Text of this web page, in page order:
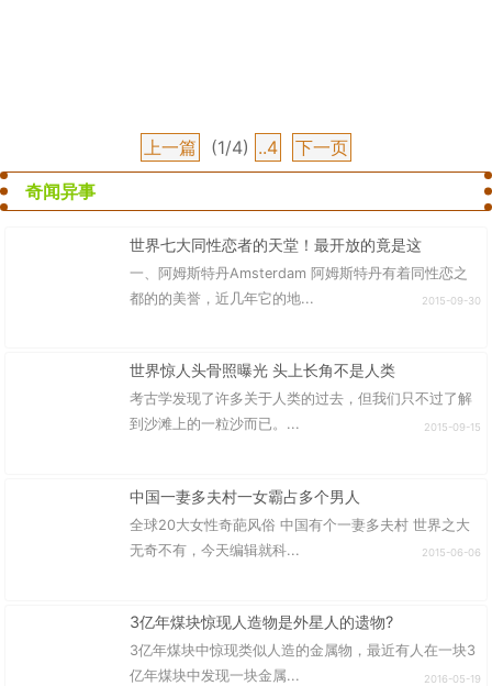
上一篇 (1/4) ..4
下一页
奇闻异事
世界七大同性恋者的天堂！最开放的竟是这
一、阿姆斯特丹Amsterdam 阿姆斯特丹有着同性恋之
都的的美誉，近几年它的地...
2015-09-30
世界惊人头骨照曝光 头上长角不是人类
考古学发现了许多关于人类的过去，但我们只不过了解
到沙滩上的一粒沙而已。...
2015-09-15
中国一妻多夫村一女霸占多个男人
全球20大女性奇葩风俗 中国有个一妻多夫村 世界之大
无奇不有，今天编辑就科...
2015-06-06
3亿年煤块惊现人造物是外星人的遗物?
3亿年煤块中惊现类似人造的金属物，最近有人在一块3
亿年煤块中发现一块金属...
2016-05-19